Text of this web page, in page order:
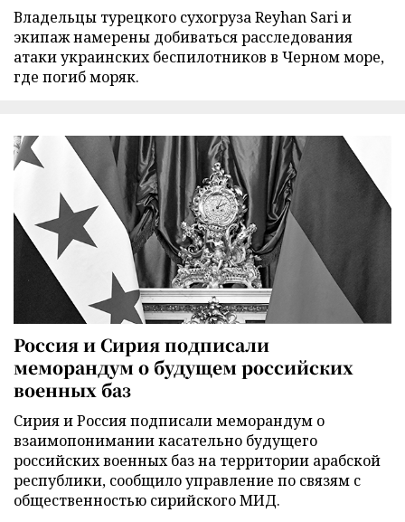
Владельцы турецкого сухогруза Reyhan Sari и
экипаж намерены добиваться расследования
атаки украинских беспилотников в Черном море,
где погиб моряк.
Россия и Сирия подписали
меморандум о будущем российских
военных баз
Сирия и Россия подписали меморандум о
взаимопонимании касательно будущего
российских военных баз на территории арабской
республики, сообщило управление по связям с
общественностью сирийского МИД.